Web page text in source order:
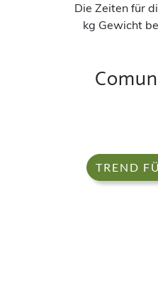
Die Zeiten für
kg Gewicht
TREND